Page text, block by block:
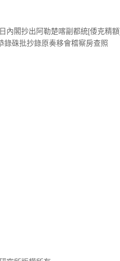
內閣抄出阿勒楚喀副都統[倭克精
錄硃批抄錄原奏移會稽察房查照